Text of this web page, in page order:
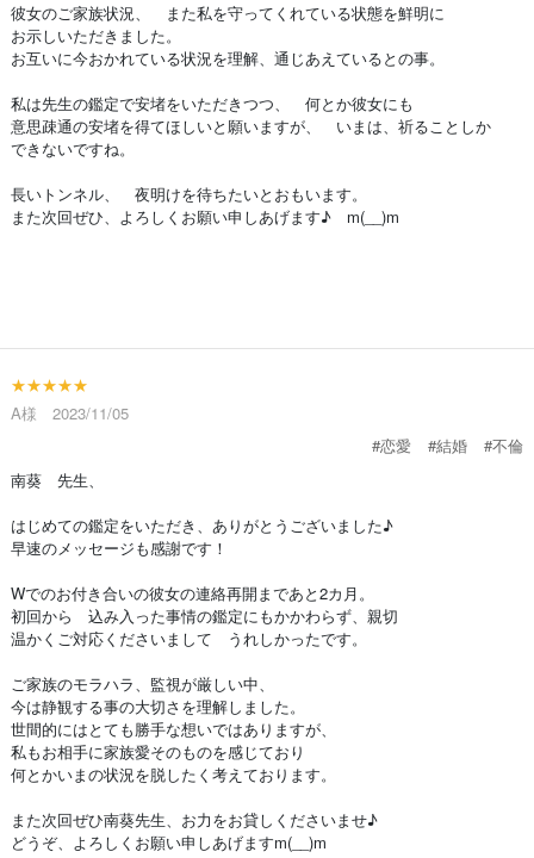
彼女のご家族状況、 また私を守ってくれている状態を鮮明に
お示しいただきました。
お互いに今おかれている状況を理解、通じあえているとの事。
私は先生の鑑定で安堵をいただきつつ、 何とか彼女にも
意思疎通の安堵を得てほしいと願いますが、 いまは、祈ることしか
できないですね。
長いトンネル、 夜明けを待ちたいとおもいます。
また次回ぜひ、よろしくお願い申しあげます♪ m(__)m
★★★★★
A様 2023/11/05
#恋愛
#結婚
#不倫
南葵 先生、
はじめての鑑定をいただき、ありがとうございました♪
早速のメッセージも感謝です！
Wでのお付き合いの彼女の連絡再開まであと2カ月。
初回から 込み入った事情の鑑定にもかかわらず、親切
温かくご対応くださいまして うれしかったです。
ご家族のモラハラ、監視が厳しい中、
今は静観する事の大切さを理解しました。
世間的にはとても勝手な想いではありますが、
私もお相手に家族愛そのものを感じており
何とかいまの状況を脱したく考えております。
また次回ぜひ南葵先生、お力をお貸しくださいませ♪
どうぞ、よろしくお願い申しあげますm(__)m